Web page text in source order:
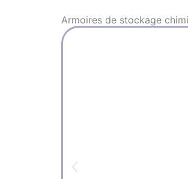
Armoires de stockage